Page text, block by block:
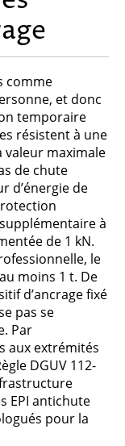
comme
et donc
temporaire
résistent à une
valeur maximale
de chute
d’énergie de
à
de 1 kN.
le
moins 1 t. De
d’ancrage fixé
pas se
Par
aux extrémités
DGUV 112-
EPI antichute
pour la